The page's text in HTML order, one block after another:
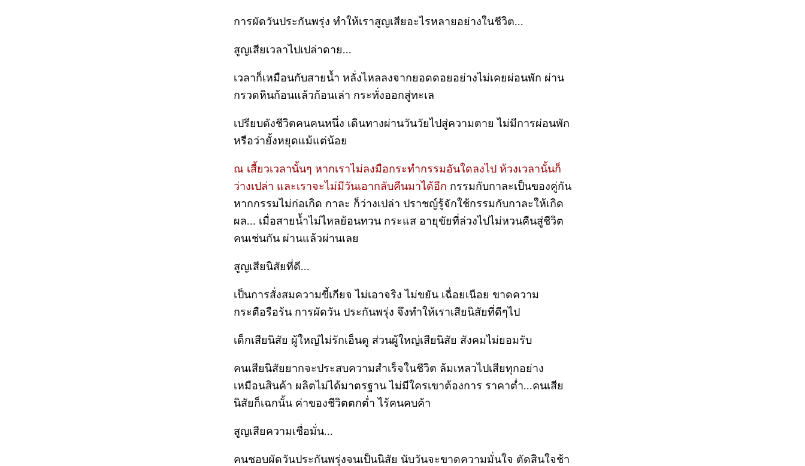
การผัดวันประกันพรุ่ง ทำให้เราสูญเสียอะไรหลายอย่างในชีวิต...
สูญเสียเวลาไปเปล่าดาย...
เวลาก็เหมือนกับสายน้ำ หลั่งไหลลงจากยอดดอยอย่างไม่เคยผ่อนพัก ผ่าน
กรวดหินก้อนแล้วก้อนเล่า กระทั่งออกสู่ทะเล
เปรียบดังชีวิตคนคนหนึ่ง เดินทางผ่านวันวัยไปสู่ความตาย ไม่มีการผ่อนพัก
หรือว่ายั้งหยุดแม้แต่น้อย
ณ เสี้ยวเวลานั้นๆ หากเราไม่ลงมือกระทำกรรมอันใดลงไป ห้วงเวลานั้นก็
ว่างเปล่า และเราจะไม่มีวันเอากลับคืนมาได้อีก กรรมกับกาละเป็นของคู่กัน
หากกรรมไม่ก่อเกิด กาละ ก็ว่างเปล่า ปราชญ์รู้จักใช้กรรมกับกาละให้เกิด
ผล... เมื่อสายน้ำไม่ไหลย้อนทวน กระแส อายุขัยที่ล่วงไปไม่หวนคืนสู่ชีวิต
คนเช่นกัน ผ่านแล้วผ่านเลย
สูญเสียนิสัยที่ดี...
เป็นการสั่งสมความขี้เกียจ ไม่เอาจริง ไม่ขยัน เฉื่อยเนือย ขาดความ
กระตือรือร้น การผัดวัน ประกันพรุ่ง จึงทำให้เราเสียนิสัยที่ดีๆไป
เด็กเสียนิสัย ผู้ใหญ่ไม่รักเอ็นดู ส่วนผู้ใหญ่เสียนิสัย สังคมไม่ยอมรับ
คนเสียนิสัยยากจะประสบความสำเร็จในชีวิต ล้มเหลวไปเสียทุกอย่าง
เหมือนสินค้า ผลิตไม่ได้มาตรฐาน ไม่มีใครเขาต้องการ ราคาต่ำ...คนเสีย
นิสัยก็เฉกนั้น ค่าของชีวิตตกต่ำ ไร้คนคบค้า
สูญเสียความเชื่อมั่น...
คนชอบผัดวันประกันพรุ่งจนเป็นนิสัย นับวันจะขาดความมั่นใจ ตัดสินใจช้า